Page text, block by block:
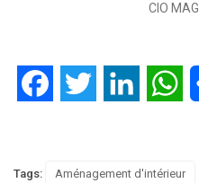
CIO MAG
FacebookTwitter LinkedIn
Tags: Aménagement d'intérieur